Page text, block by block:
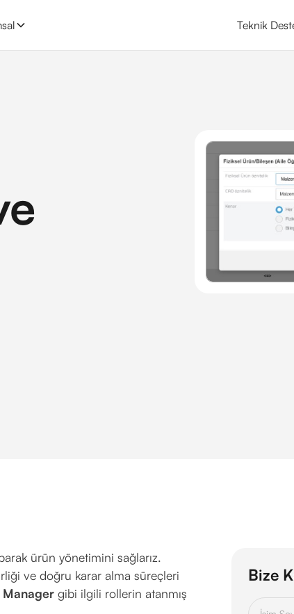
Teknik
ürün yönetimini sağlarız.
ve doğru karar alma süreçleri
gibi ilgili rollerin atanmış
Bize